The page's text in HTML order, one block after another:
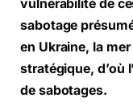
vulnérabilité de
sabotage
en Ukraine, la
stratégique, d’où
de sabotages.